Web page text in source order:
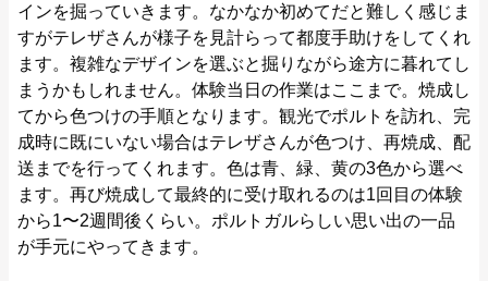
インを掘っていきます。なかなか初めてだと難しく感じま
すがテレザさんが様子を見計らって都度手助けをしてくれ
ます。複雑なデザインを選ぶと掘りながら途方に暮れてし
まうかもしれません。体験当日の作業はここまで。焼成し
てから色つけの手順となります。観光でポルトを訪れ、完
成時に既にいない場合はテレザさんが色つけ、再焼成、配
送までを行ってくれます。色は青、緑、黄の3色から選べ
ます。再び焼成して最終的に受け取れるのは1回目の体験
から1〜2週間後くらい。ポルトガルらしい思い出の一品
が手元にやってきます。